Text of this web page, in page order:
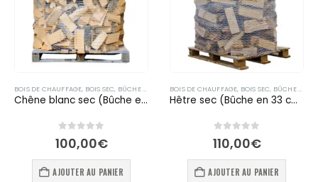
BOIS DE CHAUFFAGE, BOIS SEC, BÛCHE DE BOIS EN 50 CM
Chêne blanc sec (Bûche en 50 cm)
0out of 5
100,00€
AJOUTER AU PANIER
BOIS DE CHAUFFAGE, BOIS SEC, BÛCHE DE BOIS EN 33 CM
Hêtre sec (Bûche en 33 cm)
0out of 5
110,00€
AJOUTER AU PANIER